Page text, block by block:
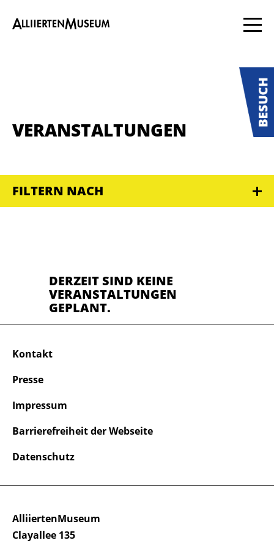
VERANSTALTUNGEN
FILTERN NACH
DERZEIT SIND KEINE
VERANSTALTUNGEN
GEPLANT.
AlliiertenMuseum
Clayallee 135
Kontakt
Presse
Impressum
Barrierefreiheit der Webseite
Datenschutz